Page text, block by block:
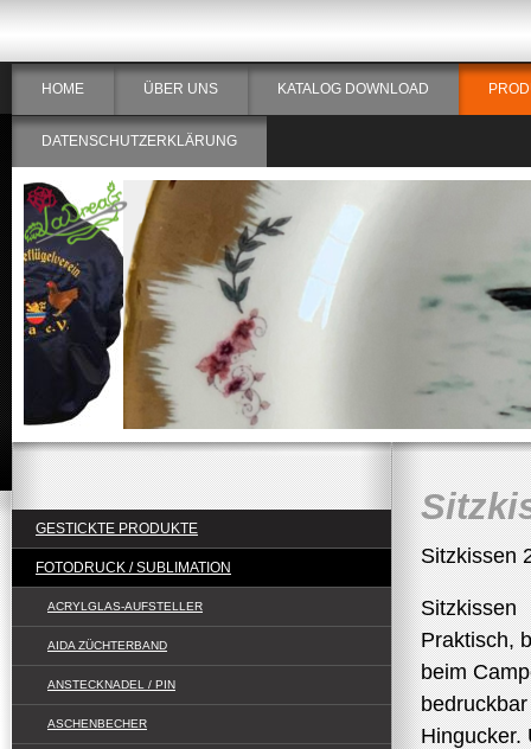
HOME ÜBER UNS KATALOG DOWNLOAD
DATENSCHUTZERKLÄRUNG
GESTICKTE PRODUKTE
FOTODRUCK / SUBLIMATION
ACRYLGLAS-AUFSTELLER
AIDA ZÜCHTERBAND
ANSTECKNADEL / PIN
ASCHENBECHER
Sitzkissen
Sitzkissen
Praktisch,
beim
Hingucker.